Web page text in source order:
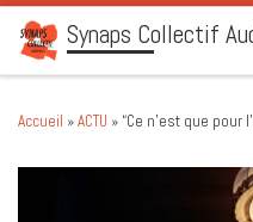
Skip to content
Synaps Collectif
Accueil »ACTU » “Ce n’est que pour